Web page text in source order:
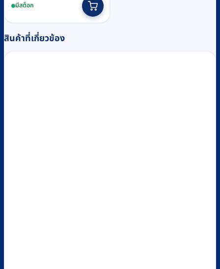
was:
฿1,230.
is:
฿1,200.
มีสต็อก
สินค้าที่เกี่ยวข้อง